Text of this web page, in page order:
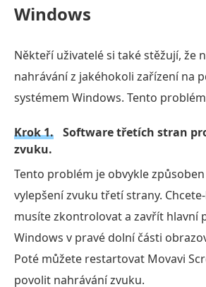
Windows
Někteří uživatelé si také stěžují, že
nahrávání z jakéhokoli zařízení na
systémem Windows. Tento
Krok 1. Software třetích stran
zvuku.
Tento problém je obvykle
vylepšení zvuku třetí strany.
musíte zkontrolovat a zavřít hlavní
Windows v pravé dolní části
Poté můžete restartovat Movavi
povolit nahrávání zvuku.